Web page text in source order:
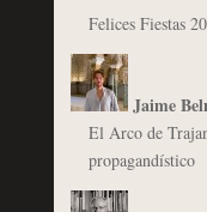
Felices Fiestas
Jaime
El Arco de
propagandístico